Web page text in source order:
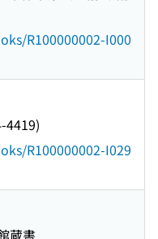
R100000002-I000
4419)
R100000002-I029
蔵書